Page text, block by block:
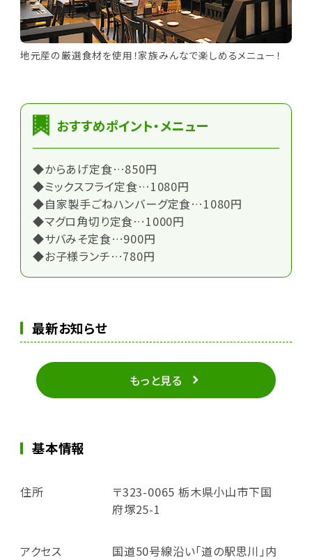
地元産の厳選食材を使用！家族みんなで楽しめるメニュー！
おすすめポイント・メニュー
◆からあげ定食…850円
◆ミックスフライ定食…1080円
◆自家製手ごねハンバーグ定食…1080円
◆マグロ角切り定食…1000円
◆サバみそ定食…900円
◆お子様ランチ…780円
最新お知らせ
もっと見る
基本情報
住所
〒323-0065 栃木県小山市下国
府塚25-1
アクセス 国道50号線沿い「道の駅思川」内